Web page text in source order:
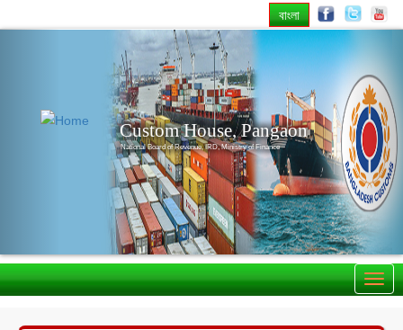
বাংলা
Custom House, Pangaon
National Board of Revenue, IRD, Ministry of Finance